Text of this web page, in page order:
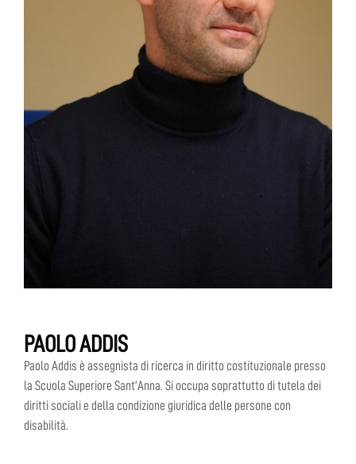
PAOLO ADDIS
Paolo Addis è assegnista di ricerca in diritto costituzionale presso
la Scuola Superiore Sant’Anna. Si occupa soprattutto di tutela dei
diritti sociali e della condizione giuridica delle persone con
disabilità.